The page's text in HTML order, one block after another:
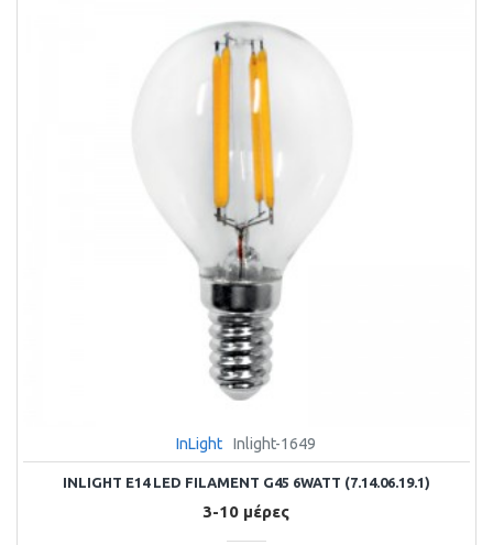
InLight Inlight-1649
INLIGHT E14 LED FILAMENT G45 6WATT (7.14.06.19.1)
3-10 μέρες